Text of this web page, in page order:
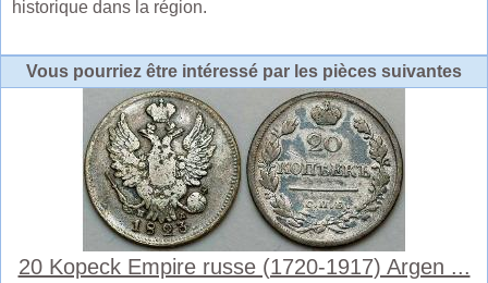
historique dans la région.
Vous pourriez être intéressé par les pièces suivantes
20 Kopeck Empire russe (1720-1917) Argen ...